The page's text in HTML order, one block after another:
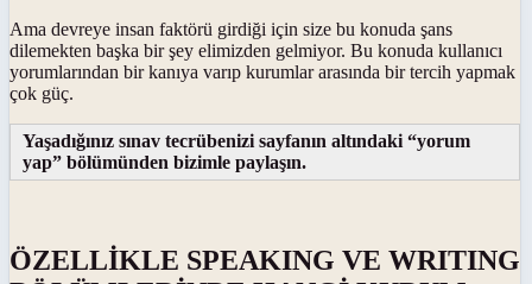
Ama devreye insan faktörü girdiği için size bu konuda şans
dilemekten başka bir şey elimizden gelmiyor. Bu konuda kullanıcı
yorumlarından bir kanıya varıp kurumlar arasında bir tercih yapmak
çok güç.
Yaşadığınız sınav tecrübenizi sayfanın altındaki “yorum
yap” bölümünden bizimle paylaşın.
ÖZELLİKLE SPEAKING VE WRITING